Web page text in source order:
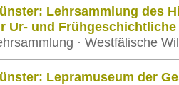
Lehrsammlung des
Ur- und
· Westfälische
Lepramuseum der